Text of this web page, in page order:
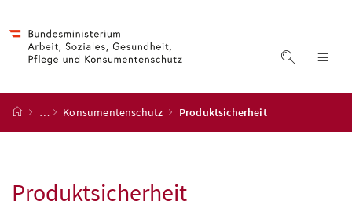
Suche
Startseite
… Konsumentenschutz Produktsicherheit
Produktsicherheit